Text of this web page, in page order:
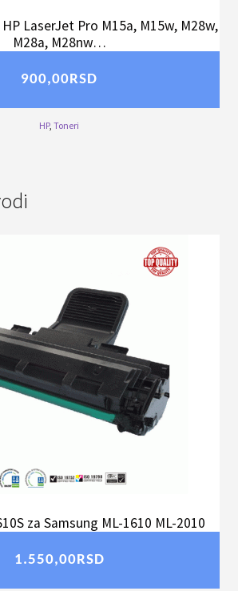
LaserJet Pro M15a, M15w, M28w,
M28a, M28nw…
900,00RSD
HP, Toneri
za Samsung ML-1610 ML-2010
1.550,00RSD